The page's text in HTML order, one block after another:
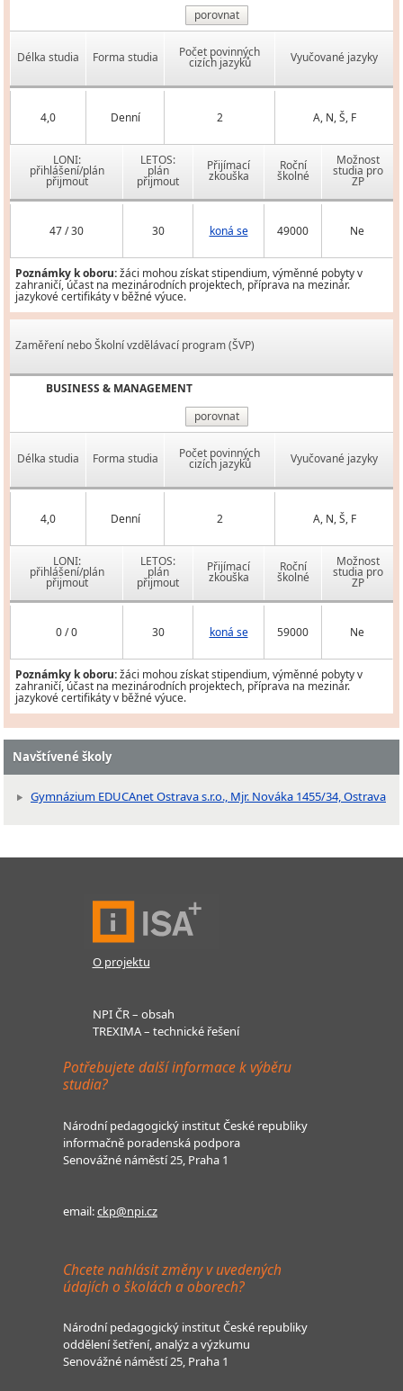
porovnat
Délka studia Forma studia Počet povinných
cizích jazyků Vyučované jazyky
4,0 Denní 2 A, N, Š, F
LONI:
přihlášení/plán
přijmout
LETOS:
plán
přijmout
Přijímací
zkouška
Roční
školné
Možnost
studia pro
ZP
47 / 30 30 koná se 49000 Ne
Poznámky k oboru:žáci mohou získat stipendium, výměnné pobyty v
zahraničí, účast na mezinárodních projektech, příprava na mezinár.
jazykové certifikáty v běžné výuce.
Zaměření nebo Školní vzdělávací program (ŠVP)
BUSINESS & MANAGEMENT
porovnat
Délka studia Forma studia Počet povinných
cizích jazyků Vyučované jazyky
4,0 Denní 2 A, N, Š, F
LONI:
přihlášení/plán
přijmout
LETOS:
plán
přijmout
Přijímací
zkouška
Roční
školné
Možnost
studia pro
ZP
0 / 0 30 koná se 59000 Ne
Poznámky k oboru:žáci mohou získat stipendium, výměnné pobyty v
zahraničí, účast na mezinárodních projektech, příprava na mezinár.
jazykové certifikáty v běžné výuce.
Navštívené školy
Gymnázium EDUCAnet Ostrava s.r.o., Mjr. Nováka 1455/34, Ostrava
O projektu
NPI ČR – obsah
TREXIMA – technické řešení
Potřebujete další informace k výběru
studia?
Národní pedagogický institut České republiky
informačně poradenská podpora
Senovážné náměstí 25, Praha 1
email:ckp@npi.cz
Chcete nahlásit změny v uvedených
údajích o školách a oborech?
Národní pedagogický institut České republiky
oddělení šetření, analýz a výzkumu
Senovážné náměstí 25, Praha 1